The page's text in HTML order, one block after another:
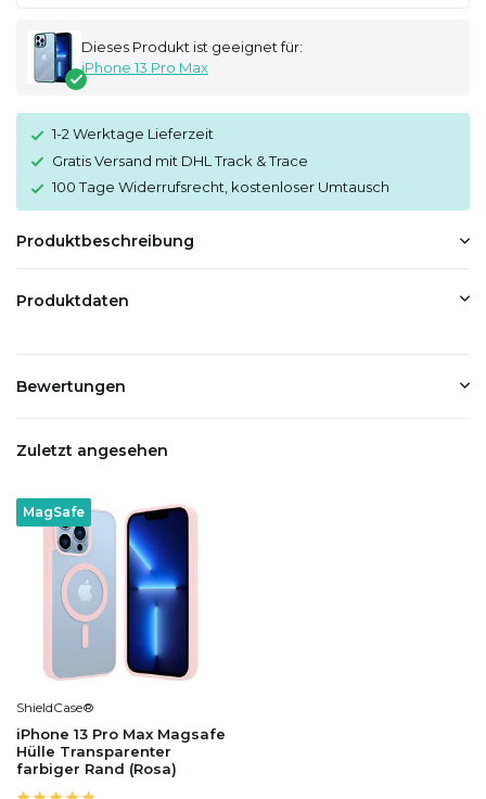
Dieses Produkt ist geeignet für:
iPhone 13 Pro Max
1-2 Werktage Lieferzeit
Gratis Versand mit DHL Track & Trace
100 Tage Widerrufsrecht, kostenloser Umtausch
Produktbeschreibung
Produktdaten
Bewertungen
Zuletzt angesehen
MagSafe
ShieldCase®
iPhone 13 Pro Max Magsafe
Hülle Transparenter
farbiger Rand (Rosa)